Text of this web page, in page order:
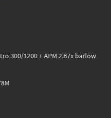
300/1200 + APM 2.67x barlow